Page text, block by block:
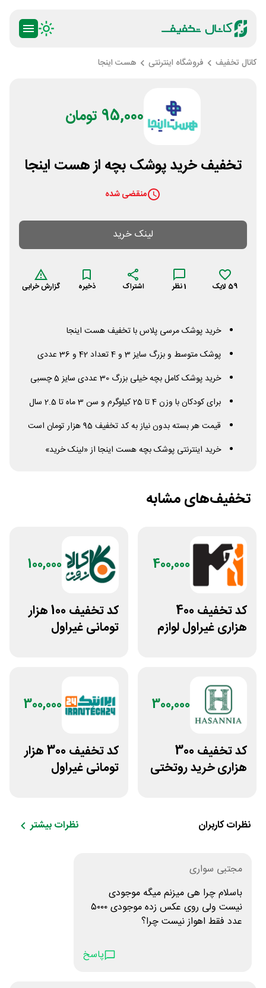
کانال تخفیف فروشگاه اینترنتی هست اینجا
95,000 تومان
تخفیف خرید پوشک بچه از هست اینجا
منقضی شده
لینک خرید
59 لایک 1نظر اشتراک ذخیره گزارش خرابی
خرید پوشک مرسی پلاس با تخفیف هست اینجا
پوشک متوسط و بزرگ سایز 3 و 4 تعداد 42 و 36 عددی
خرید پوشک کامل بچه خیلی بزرگ 30 عددی سایز 5 چسبی
برای کودکان با وزن 4 تا 25 کیلوگرم و سن 3 ماه تا 2.5 سال
قیمت هر بسته بدون نیاز به کد تخفیف 95 هزار تومان است
خرید اینترنتی پوشک بچه هست اینجا از «لینک خرید»
تخفیف‌های مشابه
400,000
کد تخفیف 400
هزاری غیراول لوازم
100,000
کد تخفیف 100 هزار
تومانی غیراول
300,000
کد تخفیف 300
هزاری خرید روتختی
300,000
کد تخفیف 300 هزار
تومانی غیراول
نظرات کاربران نظرات بیشتر
مجتبی سواری
باسلام چرا هی میزنم میگه موجودی
نیست ولی روی عکس زده موجودی ۵۰۰۰
عدد فقط اهواز نیست چرا؟
پاسخ